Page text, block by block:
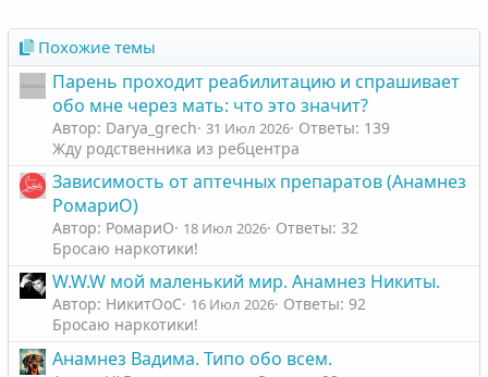
Похожие темы
Парень проходит реабилитацию и спрашивает
обо мне через мать: что это значит?
Автор: Darya_grech 31 Июл 2026 Ответы: 139
Жду родственника из ребцентра
Зависимость от аптечных препаратов (Анамнез
РомариО)
Автор: РомариО 18 Июл 2026 Ответы: 32
Бросаю наркотики!
W.W.W мой маленький мир. Анамнез Никиты.
Автор: НикитОоС 16 Июл 2026 Ответы: 92
Бросаю наркотики!
Анамнез Вадима. Типо обо всем.